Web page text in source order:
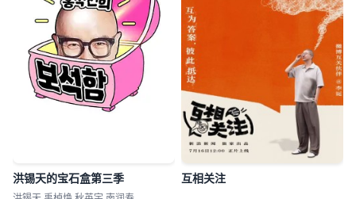
洪锡天的宝石盒第三季 互相关注